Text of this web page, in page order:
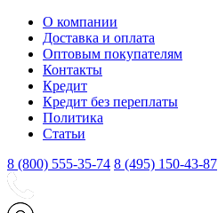
О компании
Доставка и оплата
Оптовым покупателям
Контакты
Кредит
Кредит без переплаты
Политика
Статьи
8 (800) 555-35-74 8 (495) 150-43-87